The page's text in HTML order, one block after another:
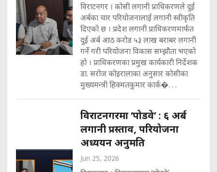
विराटनगर । कोसी लगानी प्राधिकरणले दुई
अर्बका चार परियोजनालाई लगानी स्वीकृति
दिएको छ । प्रदेश लगानी प्राधिकरणमार्फत
दुई अर्ब आठ करोड ५३ लाख बराबर लगानी
गर्ने गरी परियोजना विकास सम्झौता भएको
हो । प्राधिकरणका प्रमुख कार्यकारी निर्देशक
डा. सरोज कोइरालाका अनुसार कोसीका
मुख्यमन्त्री हिक्मतकुमार कार्क�. . .
विराटनगरमा ‘पोडवे’ : ६ अर्ब
लगानी प्रस्ताव, परियोजना
अध्ययन अनुमति
Jun 25, 2026